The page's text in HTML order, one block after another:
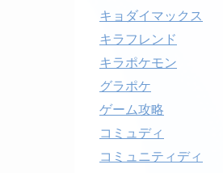
キョダイマックス
キラフレンド
キラポケモン
グラポケ
ゲーム攻略
コミュディ
コミュニティディ